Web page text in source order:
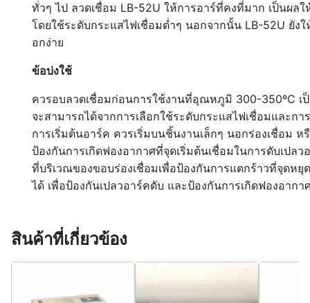
ทั่วๆ ไป ลวดเชื่อม LB-52U ให้การอาร์ที่คงที่มาก เป็นผลใ
โดยใช้ระดับกระแสไฟเชื่อมต่ำๆ นอกจากนั้น LB-52U ยัง
อกง่าย
ข้อบ่งใช้
ควรอบลวดเชื่อมก่อนการใช้งานที่อุณหภูมิ 300-350ºC เ
จะสามารถได้จากการเลือกใช้ระดับกระแสไฟเชื่อมและก
การเริ่มต้นอาร์ค ควรเริ่มบนชิ้นงานเล็กๆ นอกร่องเชื่อม
ป้องกันการเกิดฟองอากาศที่จุดเริ่มต้นเชื่อมในการดับเปล
ที่บริเวณของขอบร่องเชื่อมเพื่อป้องกันการแตกร้าวที่จุดหยุ
ได้ เพื่อป้องกันเปลวอาร์คดับ และป้องกันการเกิดฟองอากา
สินค้าที่เกี่ยวข้อง